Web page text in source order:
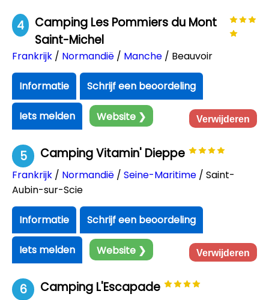
4
Camping Les Pommiers du Mont
Saint-Michel
Frankrijk / Normandië / Manche / Beauvoir
Informatie Schrijf een beoordeling
Iets melden Website ❯ Verwijderen
5 Camping Vitamin' Dieppe
Frankrijk / Normandië / Seine-Maritime / Saint-
Aubin-sur-Scie
Informatie Schrijf een beoordeling
Iets melden Website ❯ Verwijderen
6 Camping L'Escapade